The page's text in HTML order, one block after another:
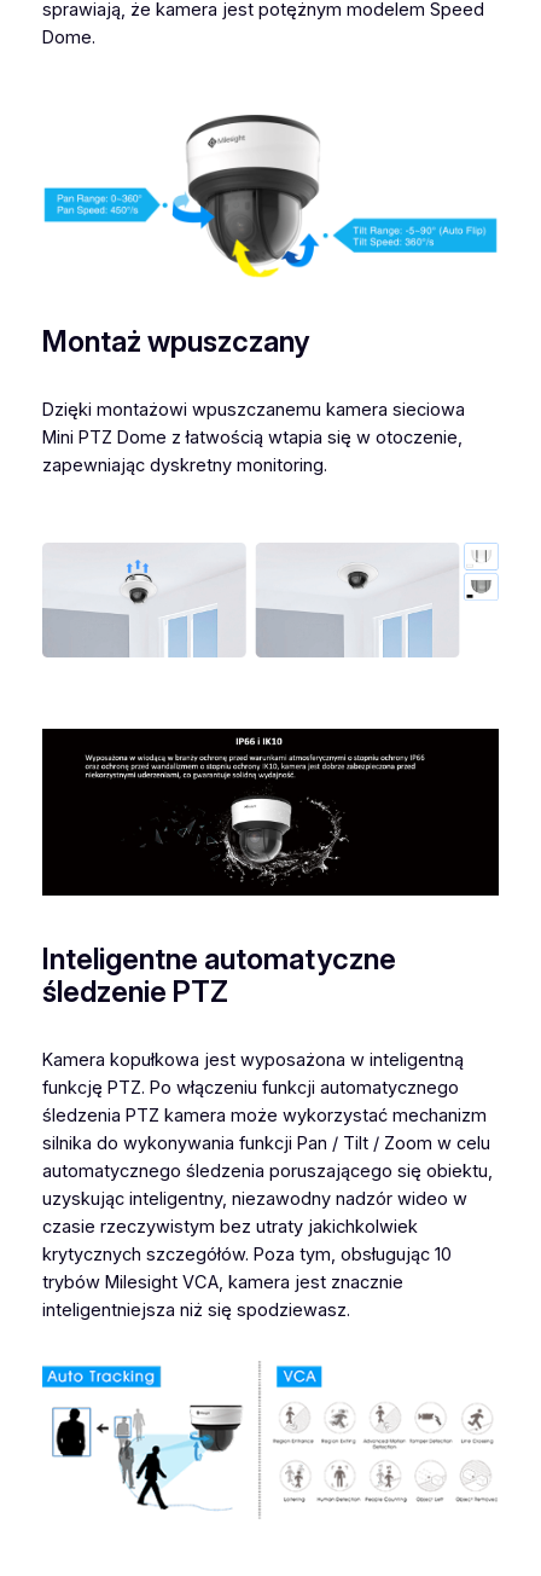
sprawiają, że kamera jest potężnym modelem Speed ​​
Dome.
Montaż wpuszczany
Dzięki montażowi wpuszczanemu kamera sieciowa
Mini PTZ Dome z łatwością wtapia się w otoczenie,
zapewniając dyskretny monitoring.
Inteligentne automatyczne
śledzenie PTZ
Kamera kopułkowa jest wyposażona w inteligentną
funkcję PTZ. Po włączeniu funkcji automatycznego
śledzenia PTZ kamera może wykorzystać mechanizm
silnika do wykonywania funkcji Pan / Tilt / Zoom w celu
automatycznego śledzenia poruszającego się obiektu,
uzyskując inteligentny, niezawodny nadzór wideo w
czasie rzeczywistym bez utraty jakichkolwiek
krytycznych szczegółów. Poza tym, obsługując 10
trybów Milesight VCA, kamera jest znacznie
inteligentniejsza niż się spodziewasz.